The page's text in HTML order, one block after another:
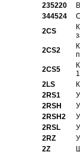
235220
344524
2CS
2CS2
2CS5
2LS
2RS1
2RSH
2RSH2
2RSL
2RZ
2Z